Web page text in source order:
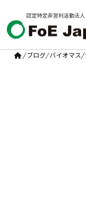
認定特定非営利活動法人
/ ブログ/ バイオマス/